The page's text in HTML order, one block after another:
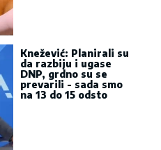
Knežević: Planirali su
da razbiju i ugase
DNP, grdno su se
prevarili - sada smo
na 13 do 15 odsto